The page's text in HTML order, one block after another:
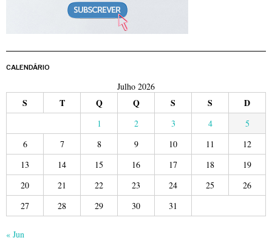
CALENDÁRIO
Julho 2026
S T Q Q S S D
1 2 3 4
5
6
7 8 9 10 11
12
13
14 15 16 17 18
19
20
21 22 23 24 25
26
27
28 29 30 31
« Jun